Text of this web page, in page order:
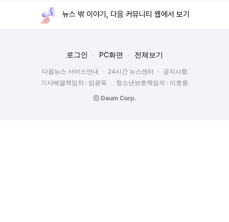
뉴스 밖 이야기, 다음 커뮤니티 웹에서 보기
로그인 PC화면 전체보기
다음뉴스 서비스안내 24시간 뉴스센터
공지사항
기사배열책임자 : 임광욱
청소년보호책임자 : 이호원
ⓒ Daum Corp.